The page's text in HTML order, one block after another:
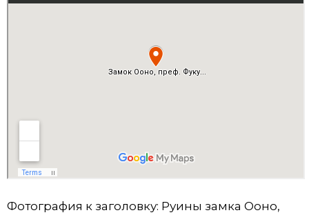
Фотография к заголовку: Руины замка Ооно,